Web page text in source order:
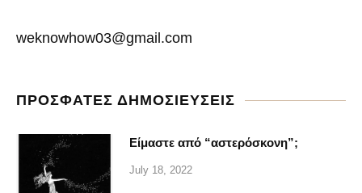
weknowhow03@gmail.com
ΠΡΟΣΦΑΤΕΣ ΔΗΜΟΣΙΕΥΣΕΙΣ
Είμαστε από “αστερόσκονη”;
July 18, 2022